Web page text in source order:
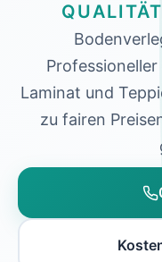
Laminat und
zu fairen